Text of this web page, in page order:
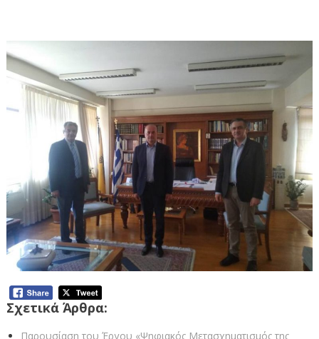
Σχετικά Άρθρα:
Παρουσίαση του Έργου «Ψηφιακός Μετασχηματισμός της